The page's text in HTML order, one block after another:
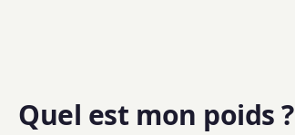
Quel est mon poids ?